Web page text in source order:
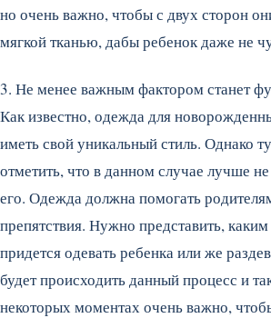
но очень важно, чтобы с двух сторон
мягкой тканью, дабы ребенок даже не
3. Не менее важным фактором станет
Как известно, одежда для
иметь свой уникальный стиль. Однако
отметить, что в данном случае лучше
его. Одежда должна помогать
препятствия. Нужно представить,
придется одевать ребенка или же
будет происходить данный процесс и
некоторых моментах очень важно,